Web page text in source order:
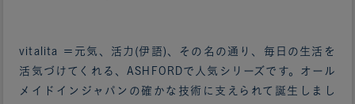
vitalita ＝元気、活力(伊語)、その名の通り、毎日の生活を
活気づけてくれる、ASHFORDで人気シリーズです。オール
メイドインジャパンの確かな技術に支えられて誕生しまし